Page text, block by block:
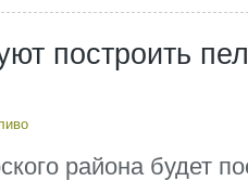
построить
района будет